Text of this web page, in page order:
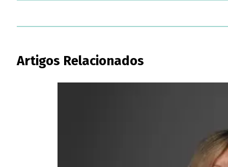
Artigos Relacionados